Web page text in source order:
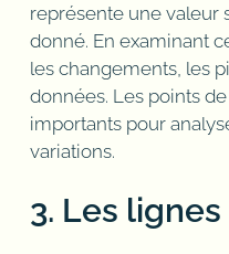
représente une valeur
donné. En examinant
les changements, les
données. Les points
importants pour
variations.
3. Les